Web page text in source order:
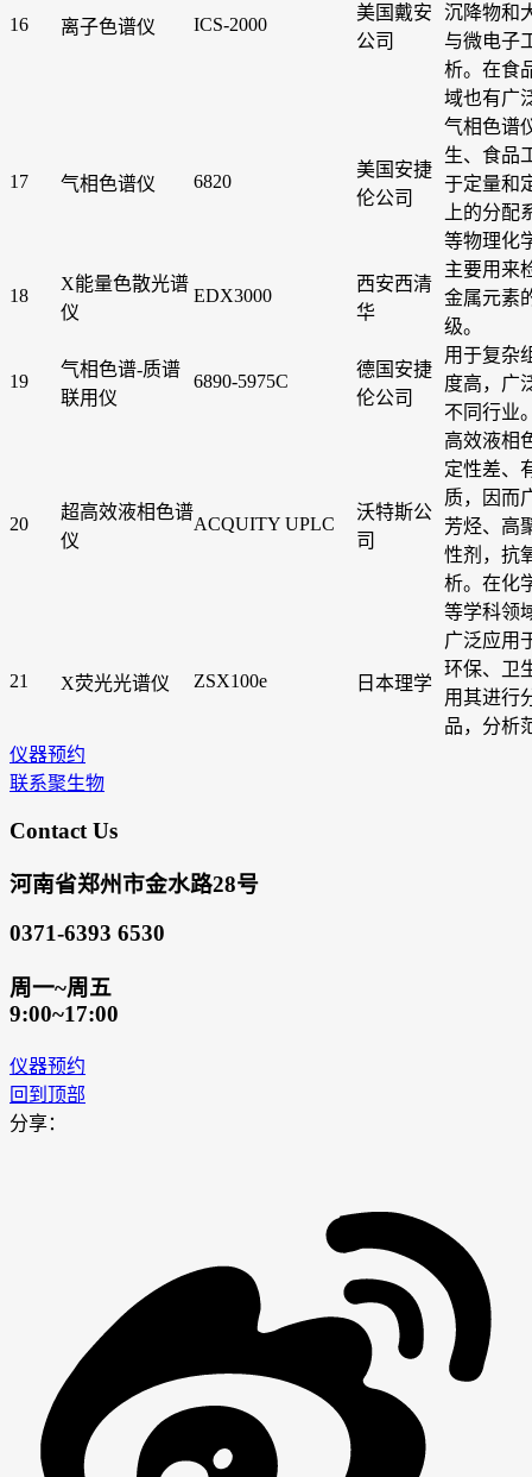
16 离子色谱仪 ICS-2000
美国戴安
公司
沉降物和
与微电子
析。在食
域也有广
17 气相色谱仪 6820
美国安捷
伦公司
气相色谱
生、食品
于定量和
上的分
等物理化
18
X能量色散光谱
仪
EDX3000
西安西清
华
主要用来
金属元素
级。
19
气相色谱-质谱
联用仪
6890-5975C
德国安捷
伦公司
用于复杂
度高，广
不同行业
20
超高效液相色谱
仪
ACQUITY UPLC
沃特斯公
司
高效液相
定性差、
质，因而
芳烃、高
性剂，抗
析。在化
等学科领
21 X荧光光谱仪 ZSX100e 日本理学
广泛应用
环保、卫
用其进行
品，分析
仪器预约
联系聚生物
Contact Us
河南省郑州市金水路28号
0371-6393 6530
周一~周五
9:00~17:00
仪器预约
回到顶部
分享：